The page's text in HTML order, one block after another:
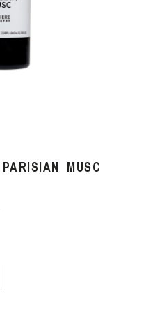
PARISIAN MUSC